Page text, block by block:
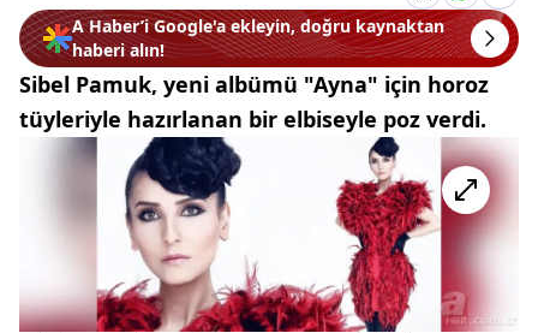
A Haber’i Google'a ekleyin, doğru kaynaktan
haberi alın!
Sibel Pamuk, yeni albümü "Ayna" için horoz
tüyleriyle hazırlanan bir elbiseyle poz verdi.